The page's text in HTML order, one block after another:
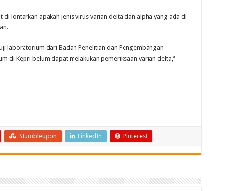
di lontarkan apakah jenis virus varian delta dan alpha yang ada di
laboratorium dari Badan Penelitian dan Pengembangan
di Kepri belum dapat melakukan pemeriksaan varian delta,”
Stumbleupon LinkedIn Pinterest